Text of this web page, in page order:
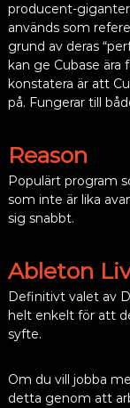
producent-
används som
grund av deras
kan ge Cubase ära
konstatera är att
på. Fungerar till
Reason
Populärt program
som inte är lika
sig snabbt.
Ableton
Definitivt valet av
helt enkelt för att
syfte.
Om du vill jobba
detta genom att